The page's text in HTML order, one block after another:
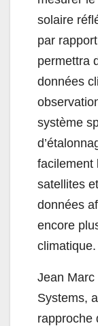
solaire
par
permettra
données
système
facilement
satellites
données
encore
climatique.
Jean Marc
Systems,
rapproche